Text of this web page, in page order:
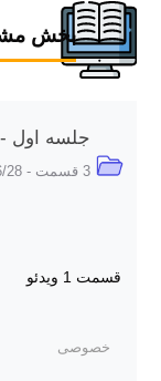
بخش
جلسه اول -
3 قسمت - 1404/6/28
قسمت 1 ویدئو
خصوصی